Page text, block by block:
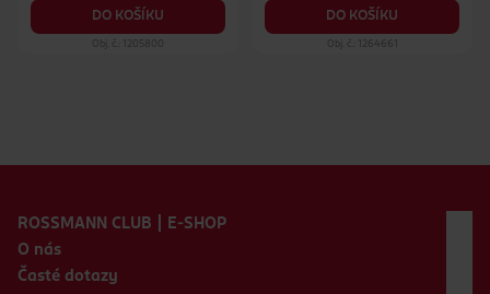
DO KOŠÍKU
Obj. č.: 1205800
DO KOŠÍKU
Obj. č.: 1264661
ROSSMANN CLUB | E-SHOP
O nás
Časté dotazy